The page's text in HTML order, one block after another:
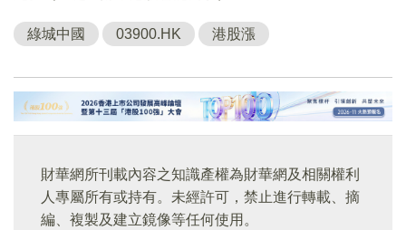
綠城中國 03900.HK 港股漲
財華網所刊載內容之知識產權為財華網及相關權利
人專屬所有或持有。未經許可，禁止進行轉載、摘
編、複製及建立鏡像等任何使用。